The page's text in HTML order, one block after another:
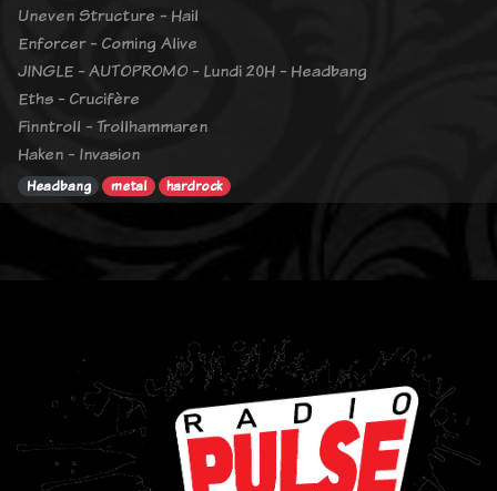
Uneven Structure - Hail
Enforcer - Coming Alive
JINGLE - AUTOPROMO - Lundi 20H - Headbang
Eths - Crucifère
Finntroll - Trollhammaren
Haken - Invasion
Headbang metal hardrock